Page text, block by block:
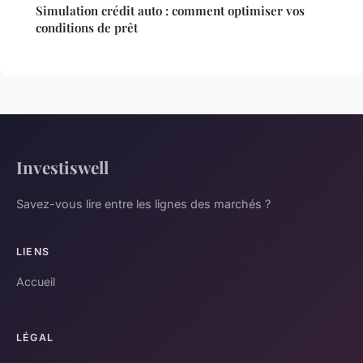
Simulation crédit auto : comment optimiser vos
conditions de prêt
Investiswell
Savez-vous lire entre les lignes des marchés ?
LIENS
Accueil
LÉGAL